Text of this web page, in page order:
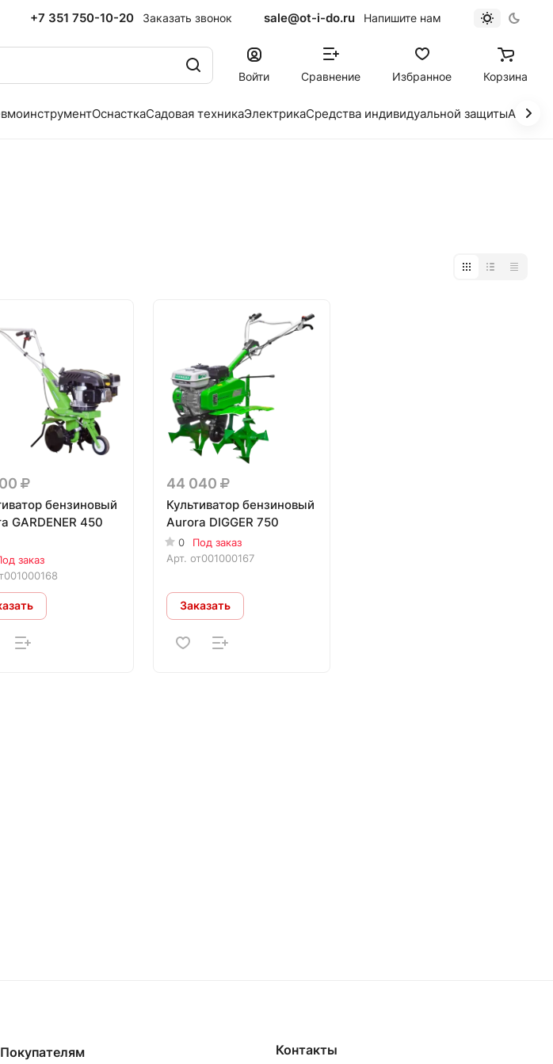
+7 351 750-10-20 Заказать звонок sale@ot-i-do.ru Напишите нам
Войти Сравнение Избранное Корзина
ОснасткаСадовая техникаЭлектрикаСредства индивидуальной защиты
бензиновый
GARDENER 450
заказ
44 040
Культиватор бензиновый
Aurora DIGGER 750
0
Под заказ
Арт. от001000167
Заказать
Покупателям Контакты